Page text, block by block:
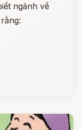
ngảnh về